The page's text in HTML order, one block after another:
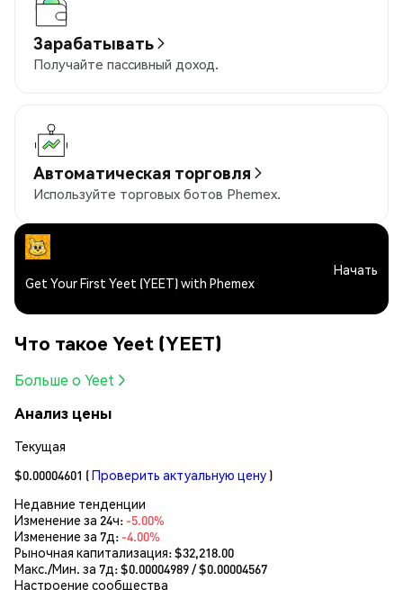
Зарабатывать
Получайте пассивный доход.
Автоматическая торговля
Используйте торговых ботов Phemex.
Get Your First Yeet (YEET) with Phemex
Начать
Что такое Yeet (YEET)
Больше о Yeet
Анализ цены
Текущая
$0.00004601 (Проверить актуальную цену )
Недавние тенденции
Изменение за 24ч: -5.00%
Изменение за 7д: -4.00%
Рыночная капитализация:$32,218.00
Макс./Мин. за 7д: $0.00004989/ $0.00004567
Настроение сообщества